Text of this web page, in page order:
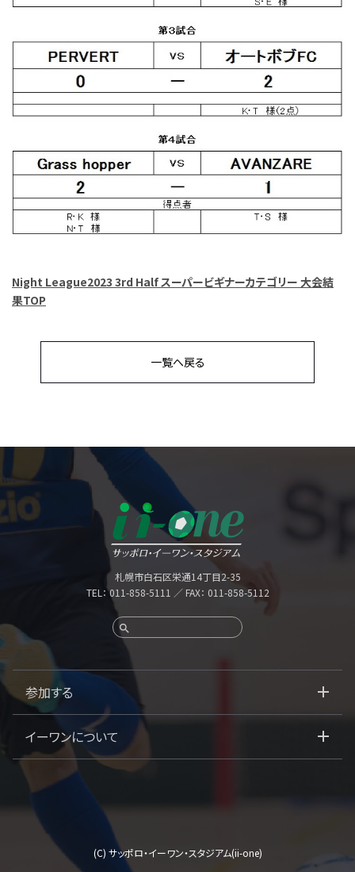
Night League2023 3rd Half スーパービギナーカテゴリー 大会結
果TOP
一覧へ戻る
札幌市白石区栄通14丁目2-35
TEL：011-858-5111 ／ FAX： 011-858-5112
参加する
イーワンについて
(C) サッポロ・イーワン・スタジアム(ii-one)